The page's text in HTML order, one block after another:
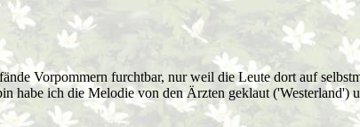
Vorpommern furchtbar, nur weil die Leute dort auf
habe ich die Melodie von den Ärzten geklaut